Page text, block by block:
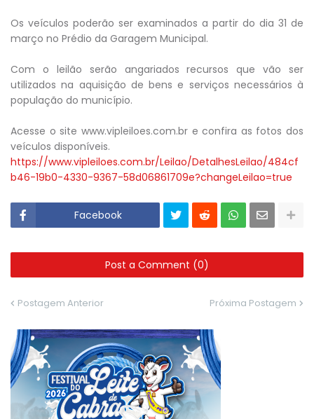
Os veículos poderão ser examinados a partir do dia 31 de
março no Prédio da Garagem Municipal.
Com o leilão serão angariados recursos que vão ser
utilizados na aquisição de bens e serviços necessários à
população do município.
Acesse o site www.vipleiloes.com.br e confira as fotos dos
veículos disponíveis.
https://www.vipleiloes.com.br/Leilao/DetalhesLeilao/484cf
b46-19b0-4330-9367-58d06861709e?changeLeilao=true
Facebook
Post a Comment (0)
Postagem Anterior Próxima Postagem